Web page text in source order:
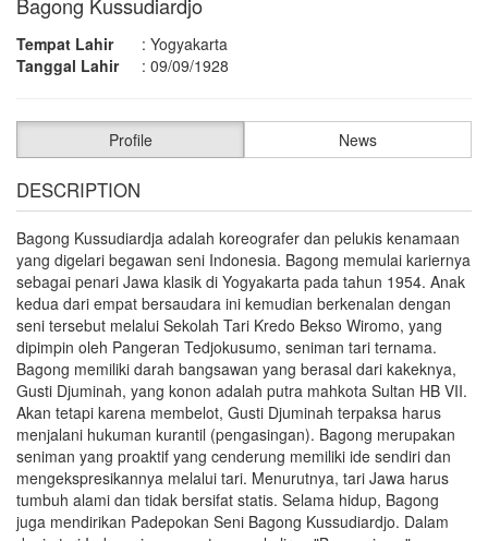
Tempat Lahir : Yogyakarta
Tanggal Lahir
: 09/09/1928
Profile News
DESCRIPTION
Bagong Kussudiardja adalah koreografer dan pelukis kenamaan
yang digelari begawan seni Indonesia. Bagong memulai kariernya
sebagai penari Jawa klasik di Yogyakarta pada tahun 1954. Anak
kedua dari empat bersaudara ini kemudian berkenalan dengan
seni tersebut melalui Sekolah Tari Kredo Bekso Wiromo, yang
dipimpin oleh Pangeran Tedjokusumo, seniman tari ternama.
Bagong memiliki darah bangsawan yang berasal dari kakeknya,
Gusti Djuminah, yang konon adalah putra mahkota Sultan HB VII.
Akan tetapi karena membelot, Gusti Djuminah terpaksa harus
menjalani hukuman kurantil (pengasingan). Bagong merupakan
seniman yang proaktif yang cenderung memiliki ide sendiri dan
mengekspresikannya melalui tari. Menurutnya, tari Jawa harus
tumbuh alami dan tidak bersifat statis. Selama hidup, Bagong
juga mendirikan Padepokan Seni Bagong Kussudiardjo. Dalam